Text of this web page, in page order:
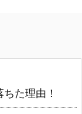
た理由！